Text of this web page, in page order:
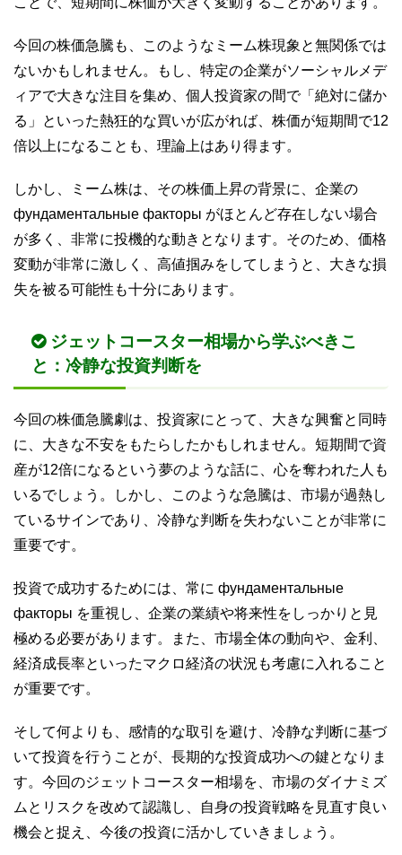
今回の株価急騰も、このようなミーム株現象と無関係では
ないかもしれません。もし、特定の企業がソーシャルメデ
ィアで大きな注目を集め、個人投資家の間で「絶対に儲か
る」といった熱狂的な買いが広がれば、株価が短期間で12
倍以上になることも、理論上はあり得ます。
しかし、ミーム株は、その株価上昇の背景に、企業の
фундаментальные факторы がほとんど存在しない場合
が多く、非常に投機的な動きとなります。そのため、価格
変動が非常に激しく、高値掴みをしてしまうと、大きな損
失を被る可能性も十分にあります。
ジェットコースター相場から学ぶべきこ
と：冷静な投資判断を
今回の株価急騰劇は、投資家にとって、大きな興奮と同時
に、大きな不安をもたらしたかもしれません。短期間で資
産が12倍になるという夢のような話に、心を奪われた人も
いるでしょう。しかし、このような急騰は、市場が過熱し
ているサインであり、冷静な判断を失わないことが非常に
重要です。
投資で成功するためには、常に фундаментальные
факторы を重視し、企業の業績や将来性をしっかりと見
極める必要があります。また、市場全体の動向や、金利、
経済成長率といったマクロ経済の状況も考慮に入れること
が重要です。
そして何よりも、感情的な取引を避け、冷静な判断に基づ
いて投資を行うことが、長期的な投資成功への鍵となりま
す。今回のジェットコースター相場を、市場のダイナミズ
ムとリスクを改めて認識し、自身の投資戦略を見直す良い
機会と捉え、今後の投資に活かしていきましょう。